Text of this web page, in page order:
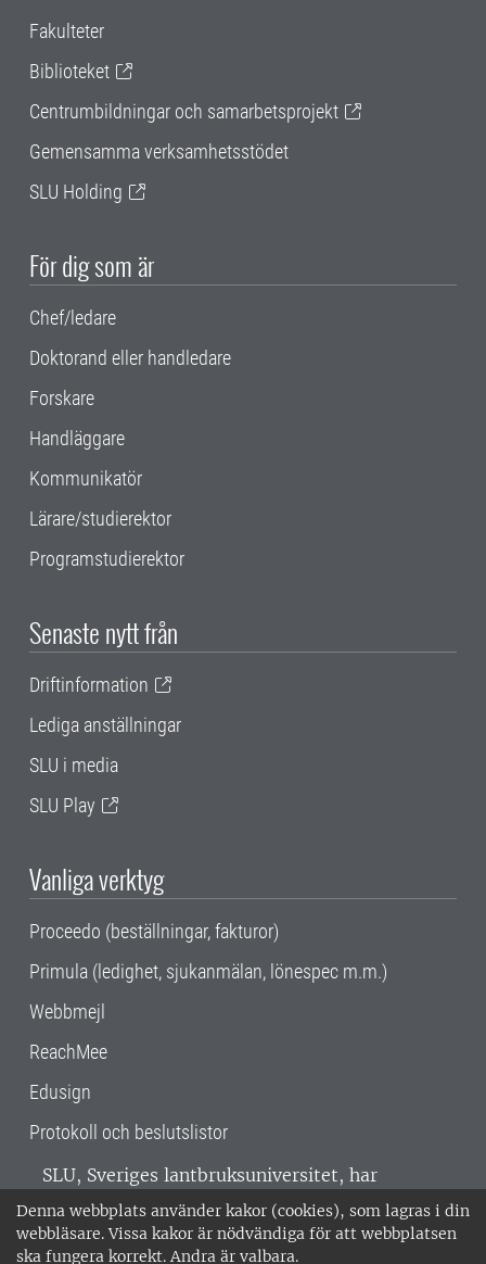
Denna webbplats använder kakor (cookies), som lagras i din
webbläsare. Vissa kakor är nödvändiga för att webbplatsen
ska fungera korrekt. Andra är valbara.
Fakulteter
Biblioteket
Centrumbildningar och samarbetsprojekt
Gemensamma verksamhetsstödet
SLU Holding
För dig som är
Chef/ledare
Doktorand eller handledare
Forskare
Handläggare
Kommunikatör
Lärare/studierektor
Programstudierektor
Senaste nytt från
Driftinformation
Lediga anställningar
SLU i media
SLU Play
Vanliga verktyg
Proceedo (beställningar, fakturor)
Primula (ledighet, sjukanmälan, lönespec m.m.)
Webbmejl
ReachMee
Edusign
Protokoll och beslutslistor
SLU, Sveriges lantbruksuniversitet, har
verksamhet över hela Sverige. Huvudorter är
Alnarp, Uppsala och Umeå.SLU är
miljöcertifierat enligt ISO 14001. •